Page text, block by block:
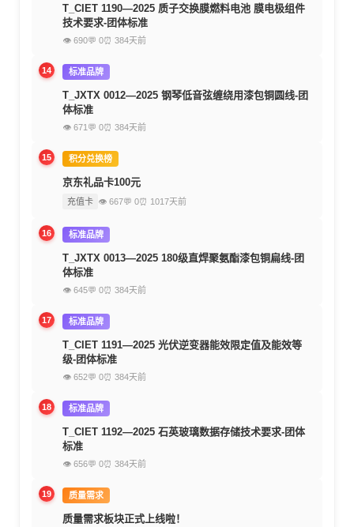
T_CIET 1190—2025 质子交换膜燃料电池 膜电极组件
技术要求-团体标准
👁 690💬 0⏰ 384天前
14 标准品牌
T_JXTX 0012—2025 钢琴低音弦缠绕用漆包铜圆线-团
体标准
👁 671 💬 0⏰ 384天前
15 积分兑换榜
京东礼品卡100元
充值卡 👁 667💬 0⏰ 1017天前
16 标准品牌
T_JXTX 0013—2025 180级直焊聚氨酯漆包铜扁线-团
体标准
👁 645💬 0⏰ 384天前
17 标准品牌
T_CIET 1191—2025 光伏逆变器能效限定值及能效等
级-团体标准
👁 652💬 0⏰ 384天前
18 标准品牌
T_CIET 1192—2025 石英玻璃数据存储技术要求-团体
标准
👁 656💬 0⏰ 384天前
19 质量需求
质量需求板块正式上线啦！